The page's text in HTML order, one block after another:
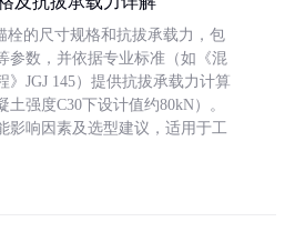
栓的尺寸规格和抗拔承载力，包
参数，并依据专业标准（如《混
》JGJ 145）提供抗拔承载力计算
强度C30下设计值约80kN）。
影响因素及选型建议，适用于工